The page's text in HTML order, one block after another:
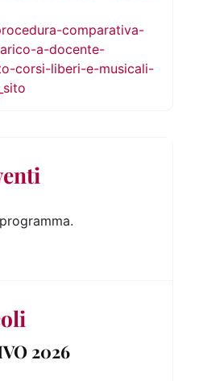
comparativa-
a-docente-
corsi-liberi-e-musicali-
2026